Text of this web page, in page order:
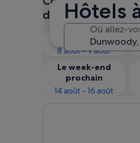
Hôtels
Où allez-
dates
Ce soir
8 août - 9 août
Le week-end
prochain
14 août - 16 août